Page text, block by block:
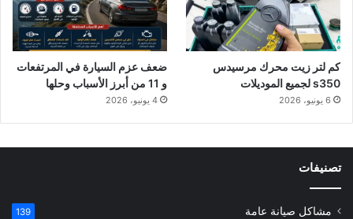
كم لتر زيت محرك مرسيدس
s350 لجميع الموديلات
6 يونيو، 2026
ضعف عزم السيارة في المرتفعات
و 11 من أبرز الأسباب وحلها
4 يونيو، 2026
تصنيفات
مشاكل صيانة عامة 139